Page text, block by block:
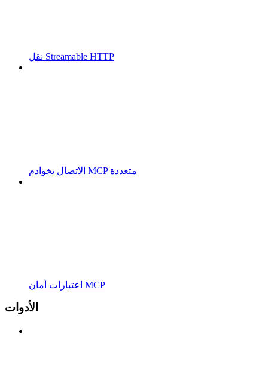
نقل Streamable HTTP
الاتصال بخوادم MCP متعددة
اعتبارات أمان MCP
الأدوات